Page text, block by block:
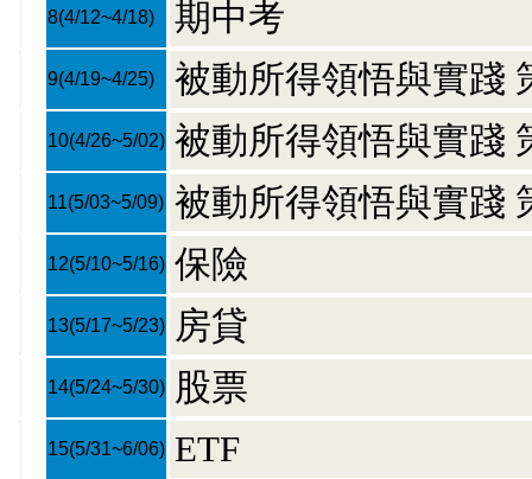
8(4/12~4/18) 期中考
9(4/19~4/25) 被動所得領悟與實踐
10(4/26~5/02) 被動所得領悟與實踐
11(5/03~5/09) 被動所得領悟與實踐
12(5/10~5/16) 保險
13(5/17~5/23) 房貸
14(5/24~5/30) 股票
15(5/31~6/06) ETF